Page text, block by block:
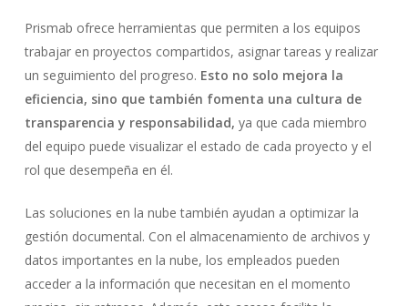
Prismab ofrece herramientas que permiten a los equipos
trabajar en proyectos compartidos, asignar tareas y realizar
un seguimiento del progreso. Esto no solo mejora la
eficiencia, sino que también fomenta una cultura de
transparencia y responsabilidad, ya que cada miembro
del equipo puede visualizar el estado de cada proyecto y el
rol que desempeña en él.
Las soluciones en la nube también ayudan a optimizar la
gestión documental. Con el almacenamiento de archivos y
datos importantes en la nube, los empleados pueden
acceder a la información que necesitan en el momento